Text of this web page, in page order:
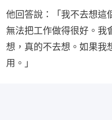
他回答說：「我不去想這
無法把工作做得很好。我
想，真的不去想。如果我
用。」